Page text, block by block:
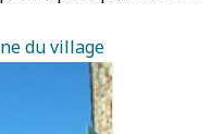
du village